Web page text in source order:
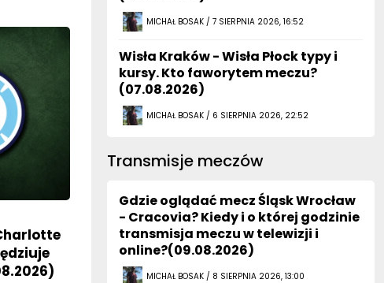
MICHAŁ BOSAK / 7 SIERPNIA 2026, 16:52
Wisła Kraków - Wisła Płock typy i
kursy. Kto faworytem meczu?
(07.08.2026)
MICHAŁ BOSAK / 6 SIERPNIA 2026, 22:52
Transmisje meczów
Gdzie oglądać mecz Śląsk Wrocław
- Cracovia? Kiedy i o której godzinie
transmisja meczu w telewizji i
online?(09.08.2026)
MICHAŁ BOSAK / 8 SIERPNIA 2026, 13:00